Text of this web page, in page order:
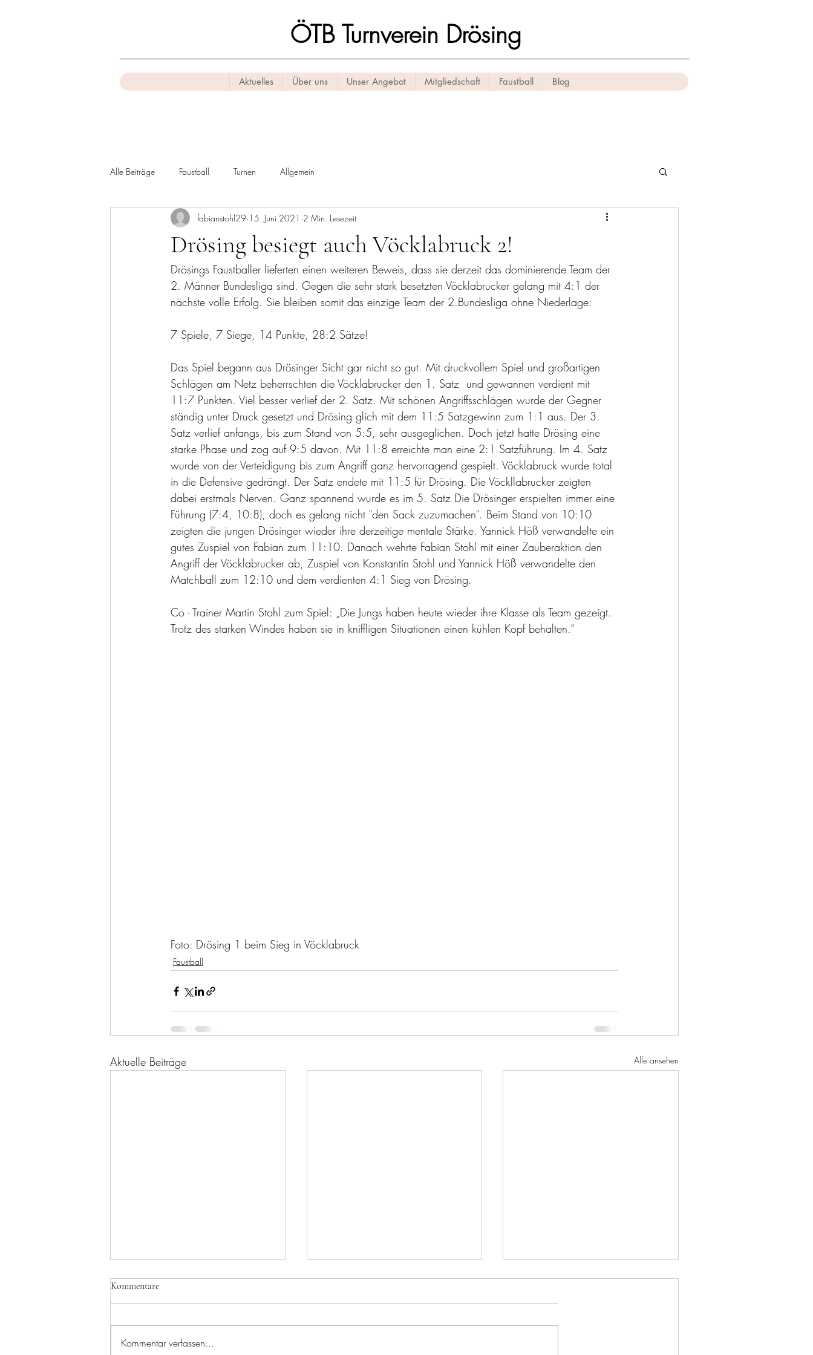
ÖTB Turnverein Drösing
Aktuelles Über uns Unser Angebot Mitgliedschaft Faustball Blog
Alle Beiträge Faustball Turnen Allgemein
Drösing besiegt auch Vöcklabruck 2!
fabianstohl29 15. Juni 2021 2 Min. Lesezeit
Drösings Faustballer lieferten einen weiteren Beweis, dass sie derzeit das dominierende Team der
2. Männer Bundesliga sind. Gegen die sehr stark besetzten Vöcklabrucker gelang mit 4:1 der
nächste volle Erfolg. Sie bleiben somit das einzige Team der 2.Bundesliga ohne Niederlage:
7 Spiele, 7 Siege, 14 Punkte, 28:2 Sätze!
Das Spiel begann aus Drösinger Sicht gar nicht so gut. Mit druckvollem Spiel und großartigen
Schlägen am Netz beherrschten die Vöcklabrucker den 1. Satz  und gewannen verdient mit
11:7 Punkten. Viel besser verlief der 2. Satz. Mit schönen Angriffsschlägen wurde der Gegner
ständig unter Druck gesetzt und Drösing glich mit dem 11:5 Satzgewinn zum 1:1 aus. Der 3.
Satz verlief anfangs, bis zum Stand von 5:5, sehr ausgeglichen. Doch jetzt hatte Drösing eine
starke Phase und zog auf 9:5 davon. Mit 11:8 erreichte man eine 2:1 Satzführung. Im 4. Satz
wurde von der Verteidigung bis zum Angriff ganz hervorragend gespielt. Vöcklabruck wurde total
in die Defensive gedrängt. Der Satz endete mit 11:5 für Drösing. Die Vöckllabrucker zeigten
dabei erstmals Nerven. Ganz spannend wurde es im 5. Satz Die Drösinger erspielten immer eine
Führung (7:4, 10:8), doch es gelang nicht "den Sack zuzumachen". Beim Stand von 10:10
zeigten die jungen Drösinger wieder ihre derzeitige mentale Stärke. Yannick Höß verwandelte ein
gutes Zuspiel von Fabian zum 11:10. Danach wehrte Fabian Stohl mit einer Zauberaktion den
Angriff der Vöcklabrucker ab, Zuspiel von Konstantin Stohl und Yannick Höß verwandelte den
Matchball zum 12:10 und dem verdienten 4:1 Sieg von Drösing.
Co - Trainer Martin Stohl zum Spiel: „Die Jungs haben heute wieder ihre Klasse als Team gezeigt.
Trotz des starken Windes haben sie in kniffligen Situationen einen kühlen Kopf behalten.“
Foto: Drösing 1 beim Sieg in Vöcklabruck
Faustball
Aktuelle Beiträge Alle ansehen
Kommentare
Kommentar verfassen...